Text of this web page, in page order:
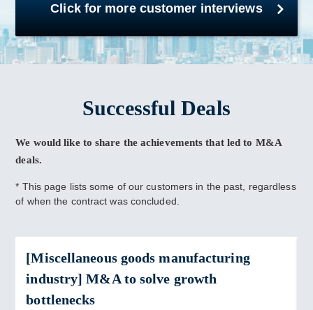
Click for more customer interviews
Successful Deals
We would like to share the achievements that led to M&A
deals.
* This page lists some of our customers in the past, regardless
of when the contract was concluded.
[Miscellaneous goods manufacturing
industry] M&A to solve growth
bottlenecks